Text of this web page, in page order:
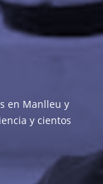
en Manlleu y
y cientos